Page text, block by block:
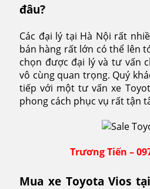
đâu?
Các đại lý tại Hà Nội rất
bán hàng rất lớn có thể lên
chọn được đại lý và tư vấn
vô cùng quan trọng. Quý
tiếp với một tư vấn xe
phong cách phục vụ rất tận
Trương Tiến –
Mua xe Toyota Vios